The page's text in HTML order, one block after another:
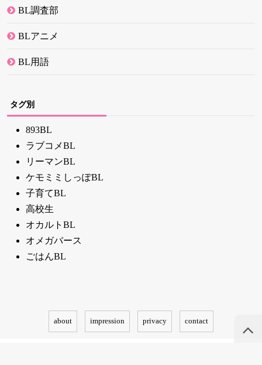
BL調査部
BLアニメ
BL用語
タグ別
893BL
ラブコメBL
リーマンBL
ケモミミしっぽBL
子育てBL
高校生
オカルトBL
オメガバース
ごはんBL
about impression privacy contact